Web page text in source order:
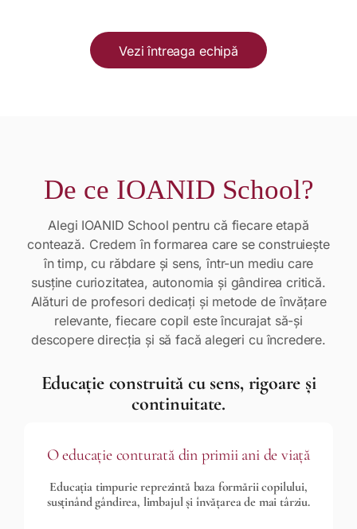
Vezi întreaga echipă
De ce IOANID School?
Alegi IOANID School pentru că fiecare etapă
contează. Credem în formarea care se construiește
în timp, cu răbdare și sens, într-un mediu care
susține curiozitatea, autonomia și gândirea critică.
Alături de profesori dedicați și metode de învățare
relevante, fiecare copil este încurajat să-și
descopere direcția și să facă alegeri cu încredere.
Educație construită cu sens, rigoare și
continuitate.
O educație conturată din primii ani de viață
Educația timpurie reprezintă baza formării copilului,
susținând gândirea, limbajul și învățarea de mai târziu.